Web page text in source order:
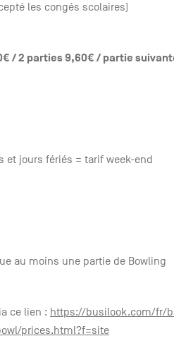
les congés scolaires)
/ 2 parties 9,60€ / partie
et jours fériés = tarif week-end
au moins une partie de Bowling
ce lien : https://busilook.com/fr/
prices.html?f=site